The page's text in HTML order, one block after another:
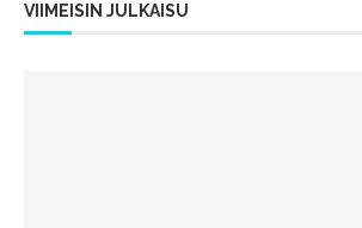
VIIMEISIN JULKAISU